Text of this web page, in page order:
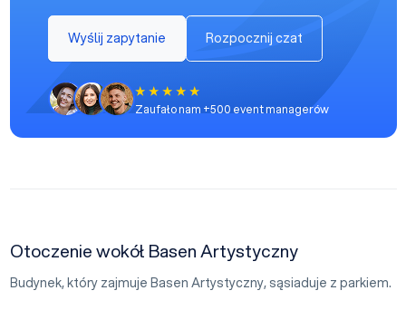
Wyślij zapytanie Rozpocznij czat
Zaufało nam +500 event managerów
Otoczenie wokół Basen Artystyczny
Budynek, który zajmuje Basen Artystyczny, sąsiaduje z parkiem.